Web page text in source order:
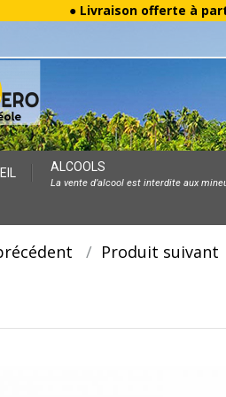
● Livraison offerte à
ALCOOLS
La vente d’alcool est interdite aux
Produit suivant